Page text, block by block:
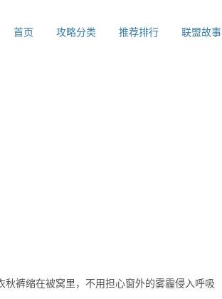
首页 攻略分类 推荐排行 联盟故事
裤缩在被窝里，不用担心窗外的雾霾侵入呼吸